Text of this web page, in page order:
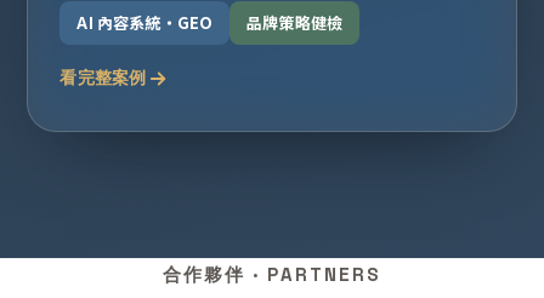
AI 內容系統・GEO 品牌策略健檢
看完整案例
合作夥伴 · PARTNERS